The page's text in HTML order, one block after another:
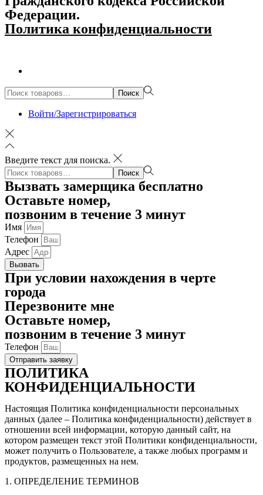
Федерации.
Политика конфиденциальности
Поиск:> Поиск
Войти/Зарегистрироваться
Введите текст для поиска.
Поиск:>
Поиск
Вызвать замерщика бесплатно
Оставьте номер,
позвоним в течение 3 минут
Имя
Телефон
Адрес
Вызвать
При условии нахождения в черте
города
Перезвоните мне
Оставьте номер,
позвоним в течение 3 минут
Телефон
Отправить заявку
ПОЛИТИКА
КОНФИДЕНЦИАЛЬНОСТИ
Настоящая Политика конфиденциальности персональных
данных (далее – Политика конфиденциальности) действует в
отношении всей информации, которую данный сайт, на
котором размещен текст этой Политики конфиденциальности,
может получить о Пользователе, а также любых программ и
продуктов, размещенных на нем.
1. ОПРЕДЕЛЕНИЕ ТЕРМИНОВ